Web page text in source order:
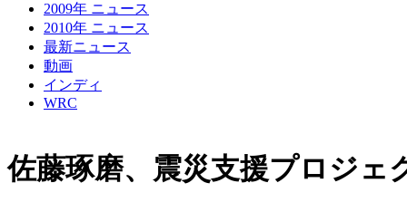
2009年 ニュース
2010年 ニュース
最新ニュース
動画
インディ
WRC
佐藤琢磨、震災支援プロジェ